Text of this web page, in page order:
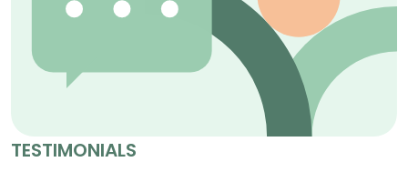
TESTIMONIALS